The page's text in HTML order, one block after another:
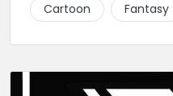
Cartoon
Fantasy